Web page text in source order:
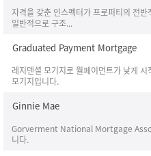
자격을 갖춘 인스펙터가 프로퍼티의 전
일반적으로 구조...
Graduated Payment Mortgage
레지덴셜 모기지로 월페이먼트가 낮게
모기지입니다.
Ginnie Mae
Gorverment National Mortgage
니다.